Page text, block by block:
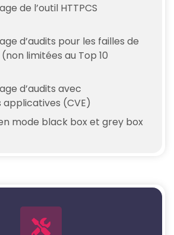
de l’outil HTTPCS
d’audits pour les failles de
limitées au Top 10
d’audits avec
(CVE)
mode black box et grey box